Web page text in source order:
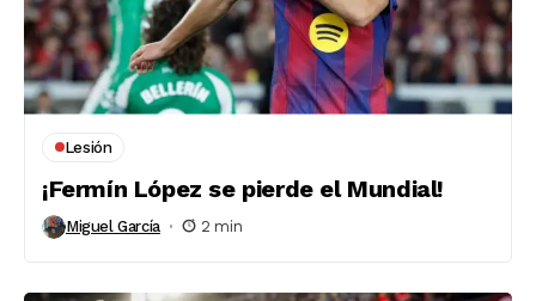
Lesión
¡Fermín López se pierde el Mundial!
Miguel García 2 min